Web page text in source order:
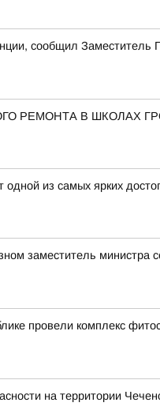
сообщил Заместитель
РЕМОНТА В ШКОЛАХ
из самых ярких
заместитель министра
провели комплекс
на территории